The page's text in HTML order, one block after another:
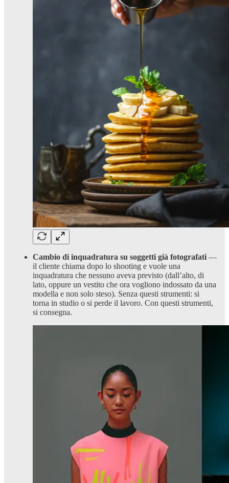
Cambio di inquadratura su soggetti già fotografati —
il cliente chiama dopo lo shooting e vuole una
inquadratura che nessuno aveva previsto (dall’alto, di
lato, oppure un vestito che ora vogliono indossato da una
modella e non solo steso). Senza questi strumenti: si
torna in studio o si perde il lavoro. Con questi strumenti,
si consegna.